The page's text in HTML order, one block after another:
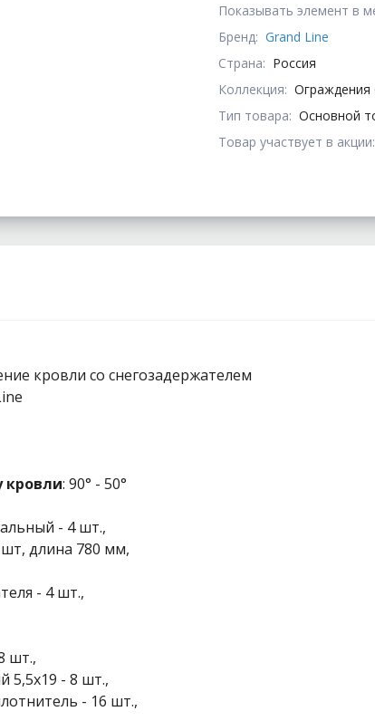
Показывать элемент в
Бренд: Grand Line
Страна: Россия
Коллекция: Ограждения
Тип товара: Основной
Товар участвует в акции:
кровли со снегозадержателем
кровли: 90° - 50°
- 4 шт.,
длина 780 мм,
- 4 шт.,
шт.,
5,5x19 - 8 шт.,
- 16 шт.,